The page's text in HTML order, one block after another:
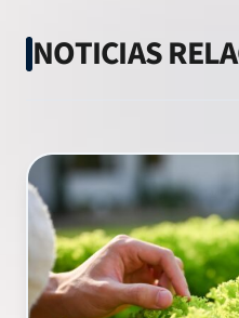
NOTICIAS